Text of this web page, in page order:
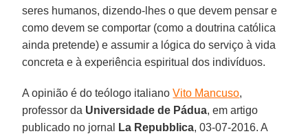
seres humanos, dizendo-lhes o que devem pensar e
como devem se comportar (como a doutrina católica
ainda pretende) e assumir a lógica do serviço à vida
concreta e à experiência espiritual dos indivíduos.
A opinião é do teólogo italianoVito Mancuso,
professor da Universidade de Pádua, em artigo
publicado no jornal
La Repubblica, 03-07-2016. A